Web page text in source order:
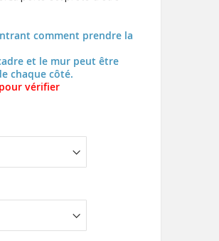
comment prendre la
et le mur peut être
chaque côté.
vérifier